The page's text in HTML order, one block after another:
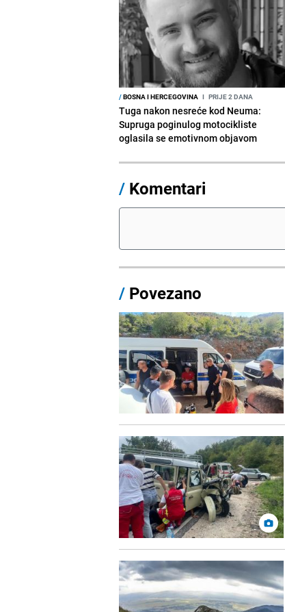
/BOSNA I HERCEGOVINA I PRIJE 2 DANA
Tuga nakon nesreće kod Neuma:
Supruga poginulog motocikliste
oglasila se emotivnom objavom
/ Komentari
/ Povezano